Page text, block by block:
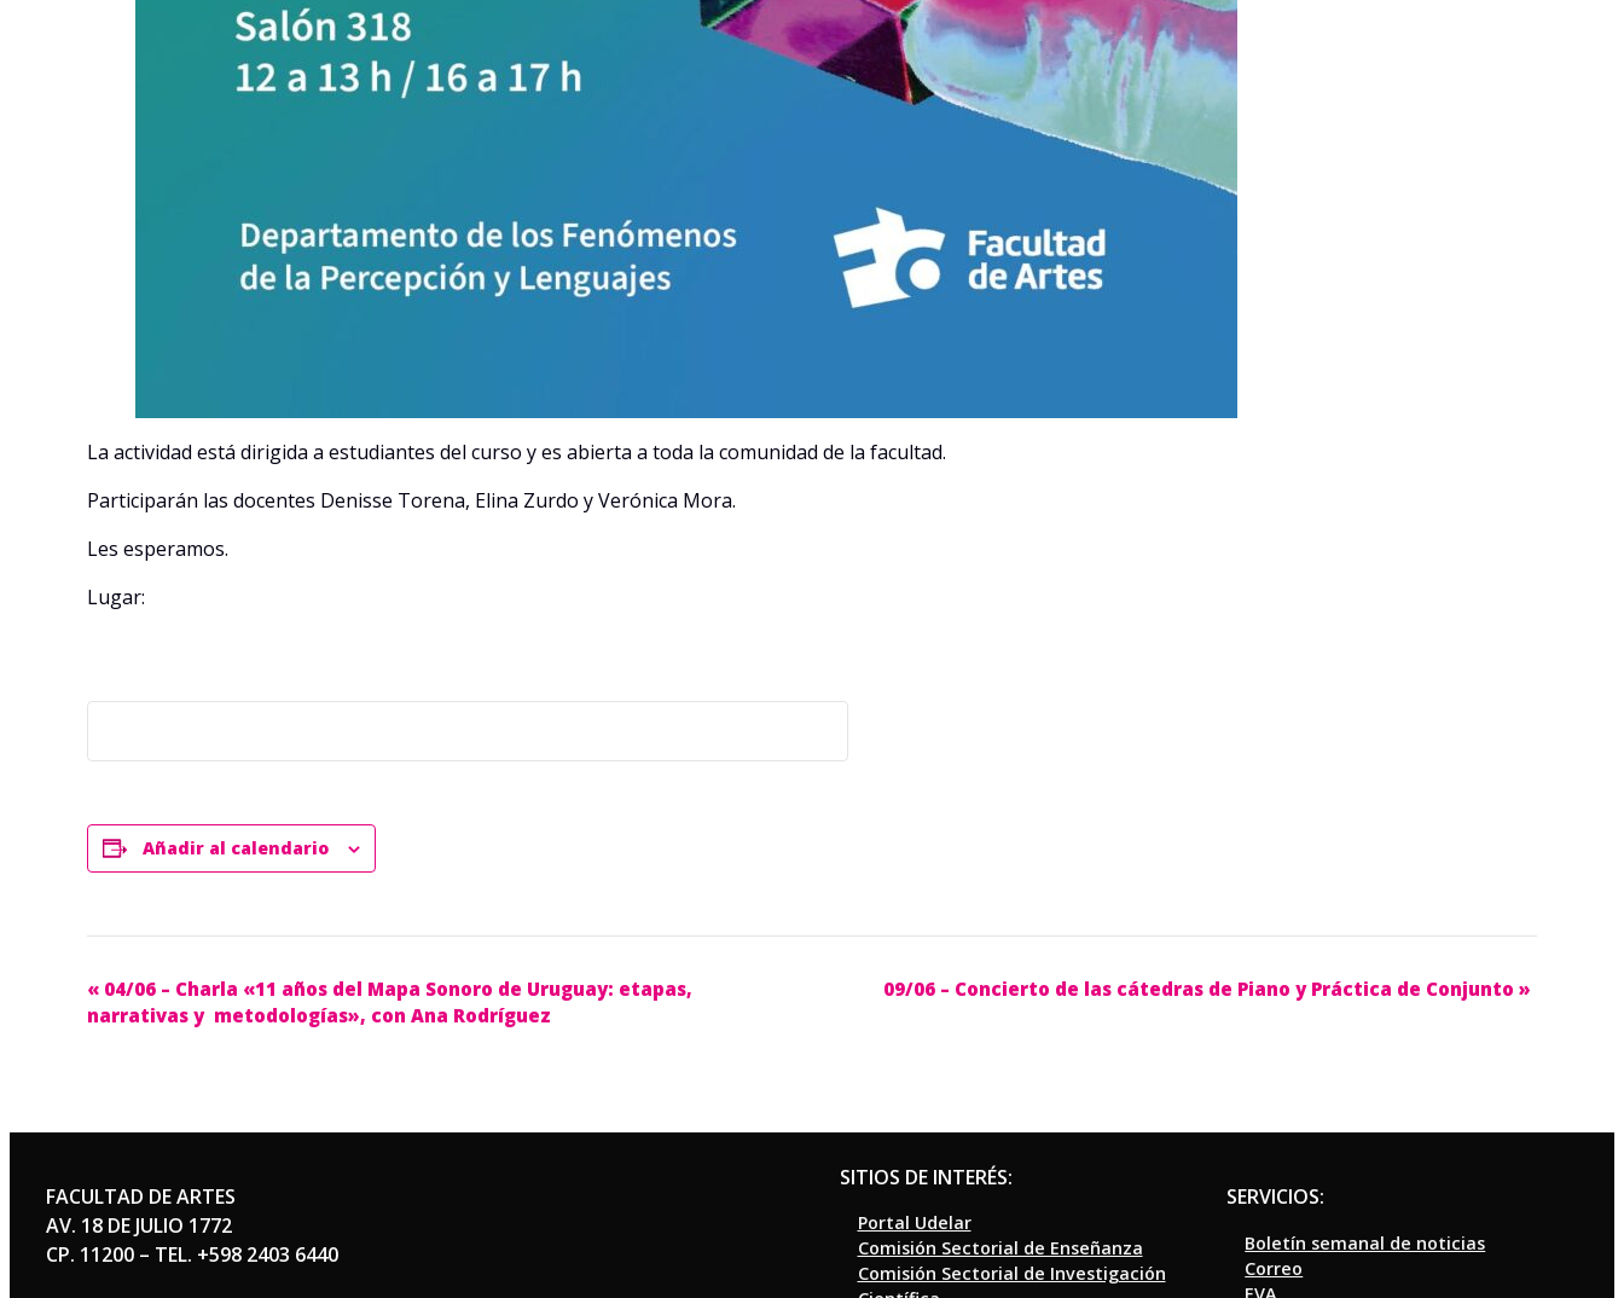
La actividad está dirigida a estudiantes del curso y es abierta a toda la comunidad de la facultad.
Participarán las docentes Denisse Torena, Elina Zurdo y Verónica Mora.
Les esperamos.
Lugar:
Añadir al calendario
Navegación
« 04/06 – Charla «11 años del Mapa Sonoro de Uruguay: etapas,
narrativas y metodologías», con Ana Rodríguez
09/06 – Concierto de las cátedras de Piano y Práctica de Conjunto »
FACULTAD DE ARTES
AV. 18 DE JULIO 1772
CP. 11200 – TEL. +598 2403 6440
SITIOS DE INTERÉS:
Portal Udelar
Comisión Sectorial de Enseñanza
Comisión Sectorial de Investigación
SERVICIOS:
Boletín semanal de noticias
Correo